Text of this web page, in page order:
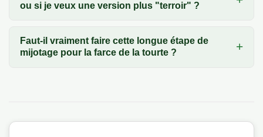
ou si je veux une version plus "terroir" ?
Faut-il vraiment faire cette longue étape de
mijotage pour la farce de la tourte ?